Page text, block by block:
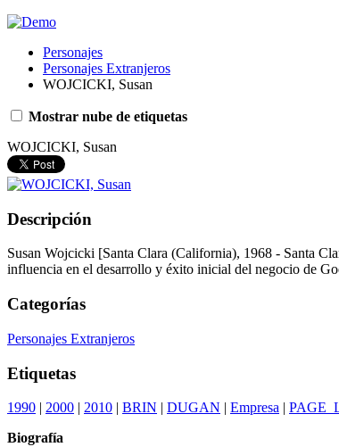
Personajes
Personajes Extranjeros
WOJCICKI, Susan
Mostrar nube de etiquetas
WOJCICKI, Susan
Descripción
Susan Wojcicki [Santa Clara (California), 1968 - Santa
influencia en el desarrollo y éxito inicial del negocio de
Categorías
Personajes Extranjeros
Etiquetas
1990 | 2000 | 2010 | BRIN | DUGAN | Empresa |
Biografía